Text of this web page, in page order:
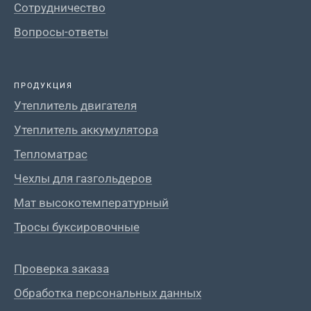
Сотрудничество
Вопросы-ответы
ПРОДУКЦИЯ
Утеплитель двигателя
Утеплитель аккумулятора
Тепломатрас
Чехлы для газгольдеров
Мат высокотемпературный
Тросы буксировочные
Проверка заказа
Обработка персональных данных